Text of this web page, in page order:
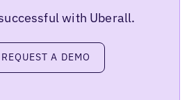
with Uberall.
a demo
REQUEST A DEMO